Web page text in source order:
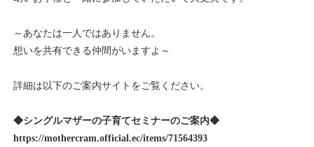
～あなたは一人ではありません。
想いを共有できる仲間がいますよ～
詳細は以下のご案内サイトをご覧ください。
◆シングルマザーの子育てセミナーのご案内◆
https://mothercram.official.ec/items/71564393